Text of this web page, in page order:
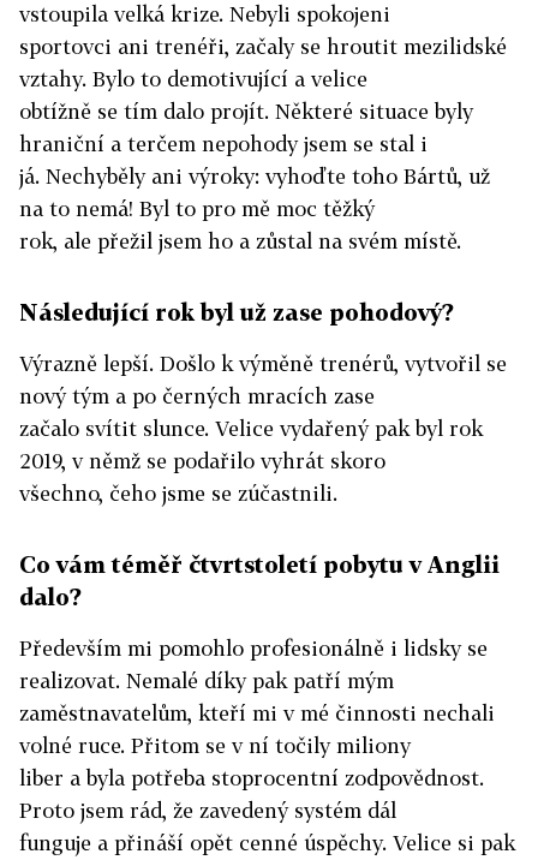
vstoupila velká krize. Nebyli spokojeni
sportovci ani trenéři, začaly se hroutit mezilidské
vztahy. Bylo to demotivující a velice
obtížně se tím dalo projít. Některé situace byly
hraniční a terčem nepohody jsem se stal i
já. Nechyběly ani výroky: vyhoďte toho Bártů, už
na to nemá! Byl to pro mě moc těžký
rok, ale přežil jsem ho a zůstal na svém místě.
Následující rok byl už zase pohodový?
Výrazně lepší. Došlo k výměně trenérů, vytvořil se
nový tým a po černých mracích zase
začalo svítit slunce. Velice vydařený pak byl rok
2019, v němž se podařilo vyhrát skoro
všechno, čeho jsme se zúčastnili.
Co vám téměř čtvrtstoletí pobytu v Anglii
dalo?
Především mi pomohlo profesionálně i lidsky se
realizovat. Nemalé díky pak patří mým
zaměstnavatelům, kteří mi v mé činnosti nechali
volné ruce. Přitom se v ní točily miliony
liber a byla potřeba stoprocentní zodpovědnost.
Proto jsem rád, že zavedený systém dál
funguje a přináší opět cenné úspěchy. Velice si pak